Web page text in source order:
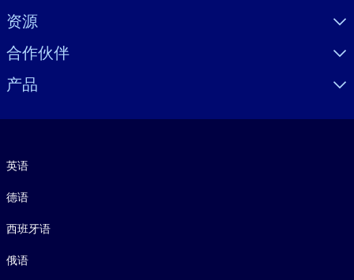
资源
合作伙伴
产品
英语
德语
西班牙语
俄语